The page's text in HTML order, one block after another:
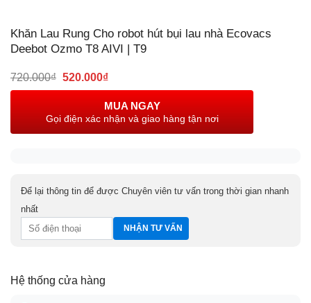
Khăn Lau Rung Cho robot hút bụi lau nhà Ecovacs
Deebot Ozmo T8 AIVI | T9
720.000₫ Giá
720.000₫.
520.000₫Giá
là:
520.000₫.
MUA NGAY
Gọi điện xác nhận và giao hàng tận nơi
Để lại thông tin để được Chuyên viên tư vấn trong thời gian nhanh
nhất
Hệ thống cửa hàng